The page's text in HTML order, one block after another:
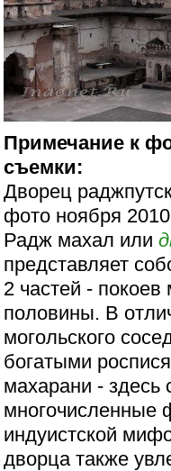
Примечание к
съемки:
Дворец
фото ноября
Радж махал или
представляет
2 частей -
половины. В
могольского
богатыми
махарани - здесь
многочисленные
индуистской
дворца также